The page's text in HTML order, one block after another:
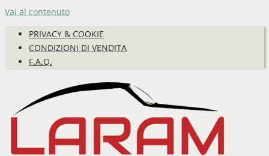
Vai al contenuto
PRIVACY & COOKIE
CONDIZIONI DI VENDITA
F.A.Q.